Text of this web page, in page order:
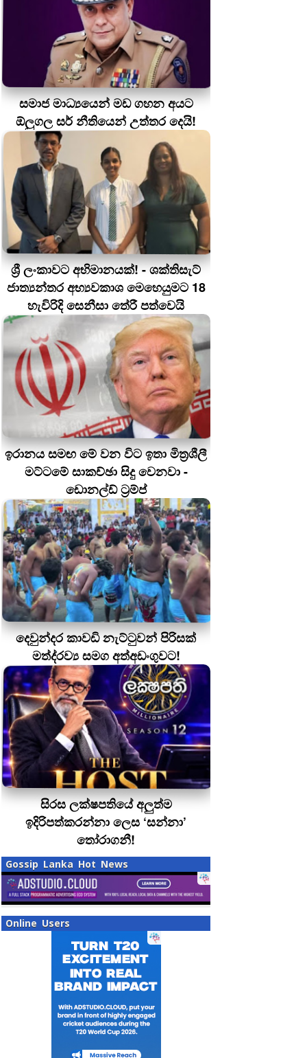
සමාජ මාධ්‍යයෙන් මඩ ගහන අයට
ඕලුගල සර් නීතියෙන් උත්තර දෙයි!
ශ්‍රී ලංකාවට අභිමානයක්! - ශක්තිසැට්
ජාත්‍යන්තර අභ්‍යවකාශ මෙහෙයුමට 18
හැවිරිදි සෙනීසා තේරී පත්වෙයි
ඉරානය සමඟ මේ වන විට ඉතා මිත්‍රශීලී
මට්ටමේ සාකච්ඡා සිදු වෙනවා -
ඩොනල්ඩ් ට්‍රම්ප්
දෙවුන්දර කාවඩි නැට්ටුවන් පිරිසක්
මත්ද‍්‍රව්‍ය සමග අත්අඩංගුවට!
සිරස ලක්ෂපතියේ අලුත්ම
ඉදිරිපත්කරන්නා ලෙස ‘සන්නා’
තෝරාගනී!
Gossip Lanka Hot News
Online Users